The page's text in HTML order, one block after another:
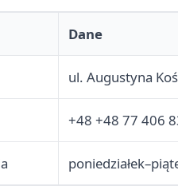
Dane
ul. Augustyna
+48 +48 77 406